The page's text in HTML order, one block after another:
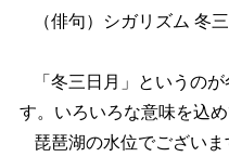
（俳句）シガリズム 冬
「冬三日月」というの
す。いろいろな意味を込め
琵琶湖の水位でござい